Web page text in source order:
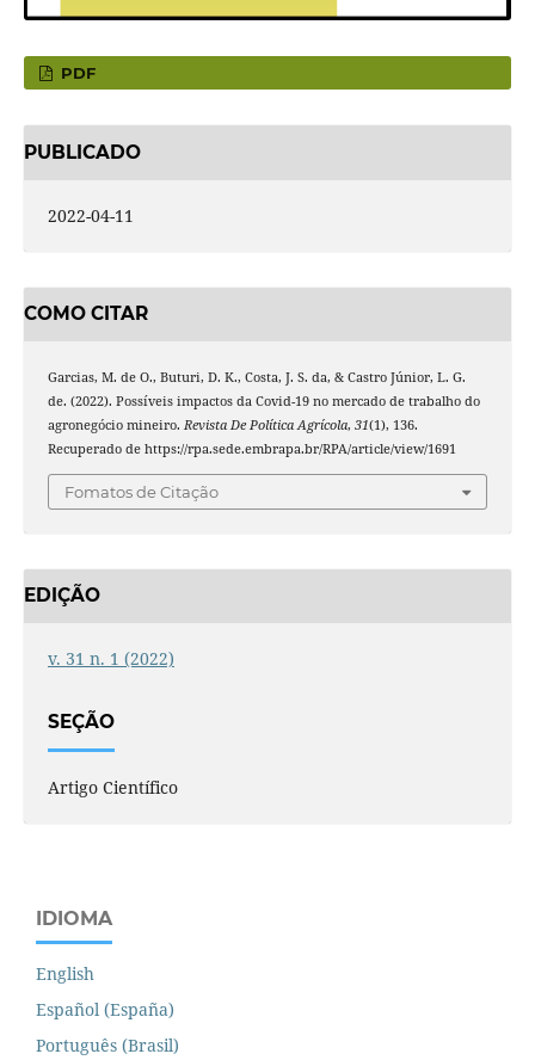
PDF
PUBLICADO
2022-04-11
COMO CITAR
Garcias, M. de O., Buturi, D. K., Costa, J. S. da, & Castro Júnior, L. G.
de. (2022). Possíveis impactos da Covid-19 no mercado de trabalho do
agronegócio mineiro. Revista De Política Agrícola, 31(1), 136.
Recuperado de https://rpa.sede.embrapa.br/RPA/article/view/1691
Fomatos de Citação
EDIÇÃO
v. 31 n. 1 (2022)
SEÇÃO
Artigo Científico
IDIOMA
English
Español (España)
Português (Brasil)